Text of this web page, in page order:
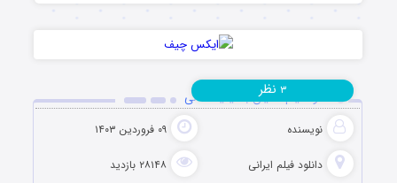
دانلود فیلم طغیان با کیفیت عالی
نویسنده ۰۹ فروردین ۱۴۰۳
دانلود فیلم‌ ایرانی ۲۸۱۴۸ بازدید
۳ نظر